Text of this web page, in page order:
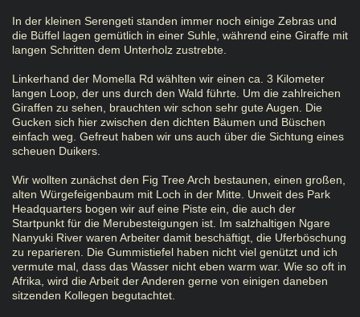
In der kleinen Serengeti standen immer noch einige Zebras und
die Büffel lagen gemütlich in einer Suhle, während eine Giraffe mit
langen Schritten dem Unterholz zustrebte.
Linkerhand der Momella Rd wählten wir einen ca. 3 Kilometer
langen Loop, der uns durch den Wald führte. Um die zahlreichen
Giraffen zu sehen, brauchten wir schon sehr gute Augen. Die
Gucken sich hier zwischen den dichten Bäumen und Büschen
einfach weg. Gefreut haben wir uns auch über die Sichtung eines
scheuen Duikers.
Wir wollten zunächst den Fig Tree Arch bestaunen, einen großen,
alten Würgefeigenbaum mit Loch in der Mitte. Unweit des Park
Headquarters bogen wir auf eine Piste ein, die auch der
Startpunkt für die Merubesteigungen ist. Im salzhaltigen Ngare
Nanyuki River waren Arbeiter damit beschäftigt, die Uferböschung
zu reparieren. Die Gummistiefel haben nicht viel genützt und ich
vermute mal, dass das Wasser nicht eben warm war. Wie so oft in
Afrika, wird die Arbeit der Anderen gerne von einigen daneben
sitzenden Kollegen begutachtet.